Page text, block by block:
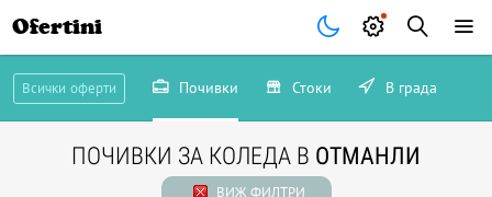
Ofertini
Всички оферти Почивки Стоки В града
ПОЧИВКИ ЗА КОЛЕДА В ОТМАНЛИ
ВИЖ ФИЛТРИ